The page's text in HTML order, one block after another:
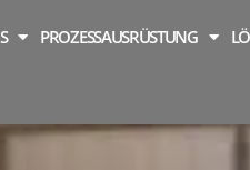
PROZESSAUSRÜSTUNG